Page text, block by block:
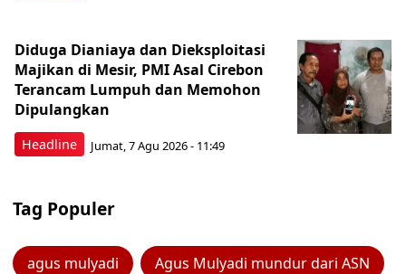
Headline
Diduga Dianiaya dan Dieksploitasi
Majikan di Mesir, PMI Asal Cirebon
Terancam Lumpuh dan Memohon
Dipulangkan
Jumat, 7 Agu 2026 - 11:49
Tag Populer
agus mulyadi Agus Mulyadi mundur dari ASN